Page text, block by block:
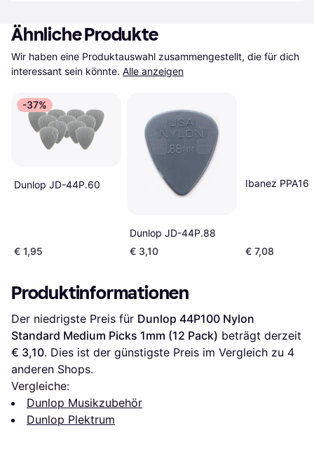
Ähnliche Produkte
Wir haben eine Produktauswahl zusammengestellt, die für dich
interessant sein könnte. Alle anzeigen
-37%
Dunlop JD-44P.60
€ 1,95
Dunlop JD-44P.88
€ 3,10
Ibanez
€ 7,08
Produktinformationen
Der niedrigste Preis für Dunlop 44P100 Nylon
Standard Medium Picks 1mm (12 Pack)
€ 3,10. Dies ist der günstigste Preis im Vergleich zu 4
anderen Shops.
Vergleiche:
Dunlop Musikzubehör
Dunlop Plektrum